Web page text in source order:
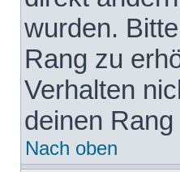
wurden.
Rang zu
Verhalten
deinen
Nach oben